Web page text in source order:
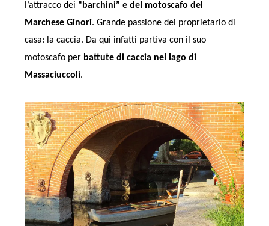
l’attracco dei “barchini” e del motoscafo del
Marchese Ginori. Grande passione del proprietario di
casa: la caccia. Da qui infatti partiva con il suo
motoscafo per battute di caccia nel lago di
Massaciuccoli.